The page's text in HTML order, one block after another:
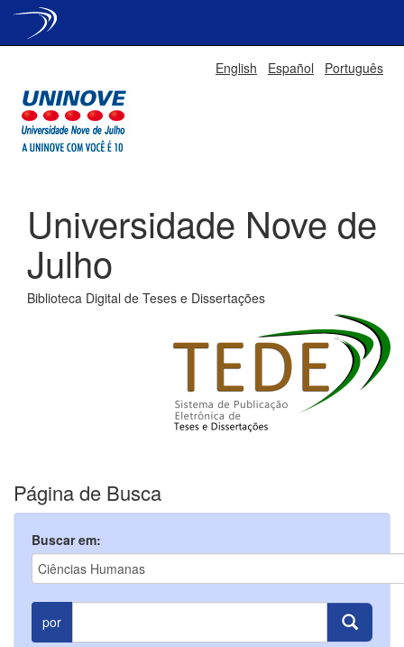
English Español Português
Universidade Nove de
Julho
Biblioteca Digital de Teses e Dissertações
Página de Busca
Buscar em:
por